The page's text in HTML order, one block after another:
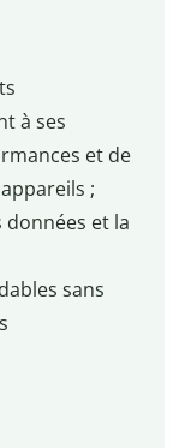
à ses
et de
;
données et la
sans